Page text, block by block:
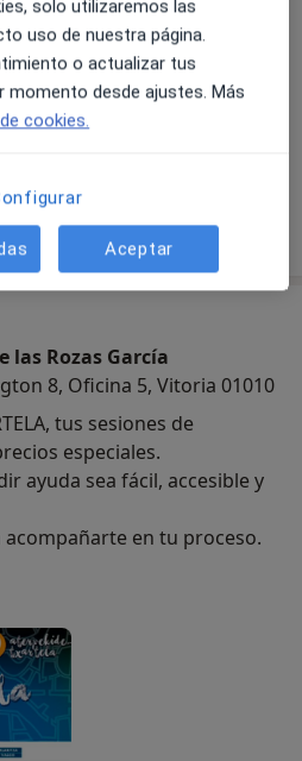
más detalles
sobre la experiencia
las Rozas García
8, Oficina 5, Vitoria 01010
tus sesiones de
especiales.
ayuda sea fácil, accesible y
acompañarte en tu proceso.
solo utilizaremos las
uso de nuestra página.
o actualizar tus
momento desde ajustes. Más
cookies.
Aceptar